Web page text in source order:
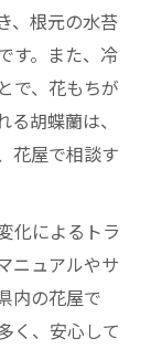
、根元の水苔
す。また、冷
で、花もちが
胡蝶蘭は、
花屋で相談す
化によるトラ
ニュアルやサ
内の花屋で
く、安心して